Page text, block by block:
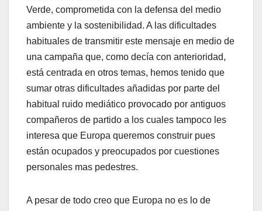
Verde, comprometida con la defensa del medio
ambiente y la sostenibilidad. A las dificultades
habituales de transmitir este mensaje en medio de
una campaña que, como decí­a con anterioridad,
está centrada en otros temas, hemos tenido que
sumar otras dificultades añadidas por parte del
habitual ruido mediático provocado por antiguos
compañeros de partido a los cuales tampoco les
interesa que Europa queremos construir pues
están ocupados y preocupados por cuestiones
personales mas pedestres.
A pesar de todo creo que Europa no es lo de